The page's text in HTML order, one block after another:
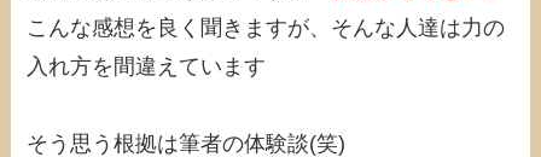
こんな感想を良く聞きますが、そんな人達は力の
入れ方を間違えています
そう思う根拠は筆者の体験談(笑)